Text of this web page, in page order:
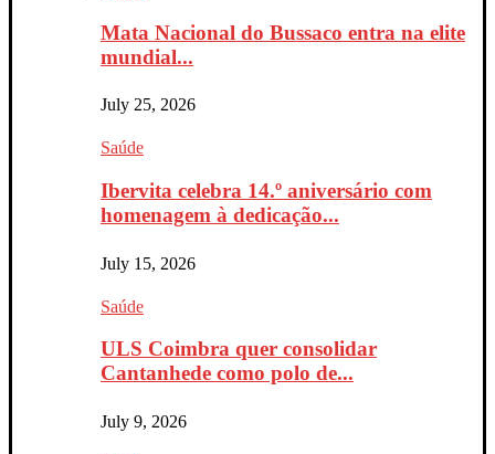
Mata Nacional do Bussaco entra na elite
mundial...
July 25, 2026
Saúde
Ibervita celebra 14.º aniversário com
homenagem à dedicação...
July 15, 2026
Saúde
ULS Coimbra quer consolidar
Cantanhede como polo de...
July 9, 2026